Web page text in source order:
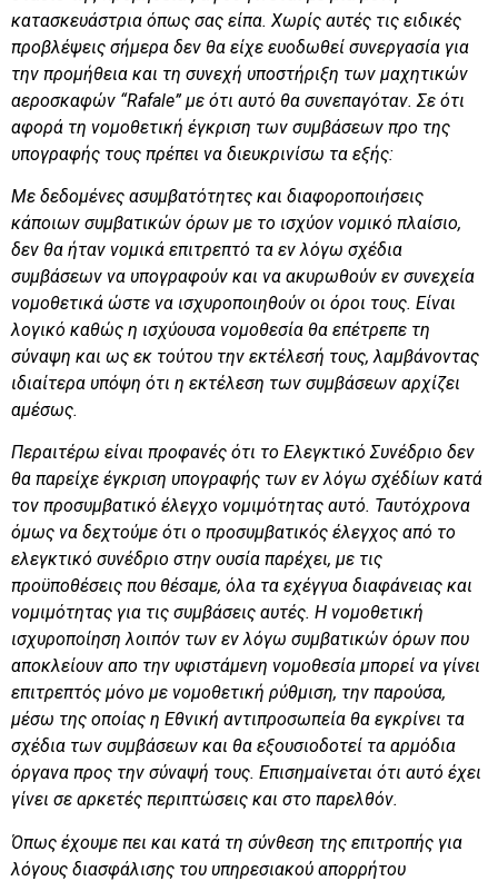
κατασκευάστρια όπως σας είπα. Χωρίς αυτές τις ειδικές
προβλέψεις σήμερα δεν θα είχε ευοδωθεί συνεργασία για
την προμήθεια και τη συνεχή υποστήριξη των μαχητικών
αεροσκαφών “Rafale” με ότι αυτό θα συνεπαγόταν. Σε ότι
αφορά τη νομοθετική έγκριση των συμβάσεων προ της
υπογραφής τους πρέπει να διευκρινίσω τα εξής:
Με δεδομένες ασυμβατότητες και διαφοροποιήσεις
κάποιων συμβατικών όρων με το ισχύον νομικό πλαίσιο,
δεν θα ήταν νομικά επιτρεπτό τα εν λόγω σχέδια
συμβάσεων να υπογραφούν και να ακυρωθούν εν συνεχεία
νομοθετικά ώστε να ισχυροποιηθούν οι όροι τους. Είναι
λογικό καθώς η ισχύουσα νομοθεσία θα επέτρεπε τη
σύναψη και ως εκ τούτου την εκτέλεσή τους, λαμβάνοντας
ιδιαίτερα υπόψη ότι η εκτέλεση των συμβάσεων αρχίζει
αμέσως.
Περαιτέρω είναι προφανές ότι το Eλεγκτικό Συνέδριο δεν
θα παρείχε έγκριση υπογραφής των εν λόγω σχέδίων κατά
τον προσυμβατικό έλεγχο νομιμότητας αυτό. Ταυτόχρονα
όμως να δεχτούμε ότι ο προσυμβατικός έλεγχος από το
ελεγκτικό συνέδριο στην ουσία παρέχει, με τις
προϋποθέσεις που θέσαμε, όλα τα εχέγγυα διαφάνειας και
νομιμότητας για τις συμβάσεις αυτές. Η νομοθετική
ισχυροποίηση λοιπόν των εν λόγω συμβατικών όρων που
αποκλείουν απο την υφιστάμενη νομοθεσία μπορεί να γίνει
επιτρεπτός μόνο με νομοθετική ρύθμιση, την παρούσα,
μέσω της οποίας η Εθνική αντιπροσωπεία θα εγκρίνει τα
σχέδια των συμβάσεων και θα εξουσιοδοτεί τα αρμόδια
όργανα προς την σύναψή τους. Επισημαίνεται ότι αυτό έχει
γίνει σε αρκετές περιπτώσεις και στο παρελθόν.
Όπως έχουμε πει και κατά τη σύνθεση της επιτροπής για
λόγους διασφάλισης του υπηρεσιακού απορρήτου